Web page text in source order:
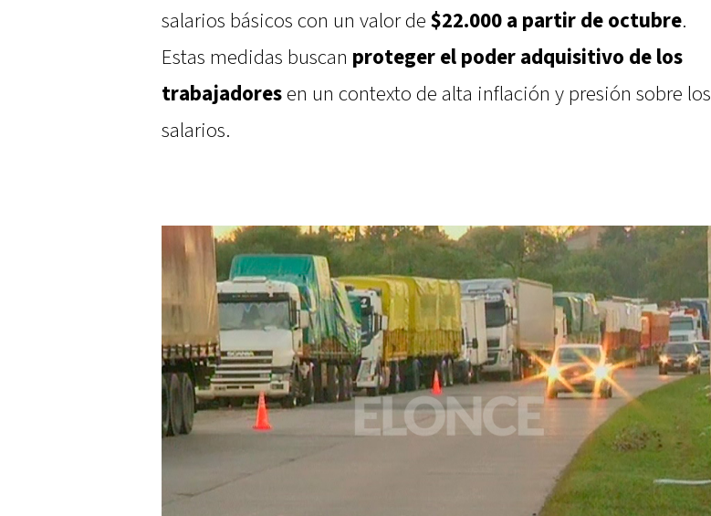
salarios básicos con un valor de $22.000 a partir de octubre.
Estas medidas buscan proteger el poder adquisitivo de los
trabajadoresen un contexto de alta inflación y presión sobre los
salarios.